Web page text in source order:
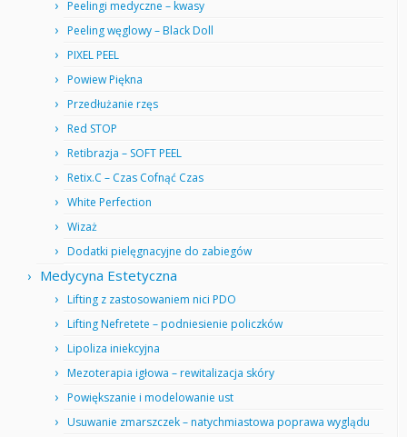
Peelingi medyczne – kwasy
Peeling węglowy – Black Doll
PIXEL PEEL
Powiew Piękna
Przedłużanie rzęs
Red STOP
Retibrazja – SOFT PEEL
Retix.C – Czas Cofnąć Czas
White Perfection
Wizaż
Dodatki pielęgnacyjne do zabiegów
Medycyna Estetyczna
Lifting z zastosowaniem nici PDO
Lifting Nefretete – podniesienie policzków
Lipoliza iniekcyjna
Mezoterapia igłowa – rewitalizacja skóry
Powiększanie i modelowanie ust
Usuwanie zmarszczek – natychmiastowa poprawa wyglądu